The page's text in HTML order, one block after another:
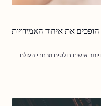
הופכים את איחוד האמירויות
אישים בולטים מרחבי העולם